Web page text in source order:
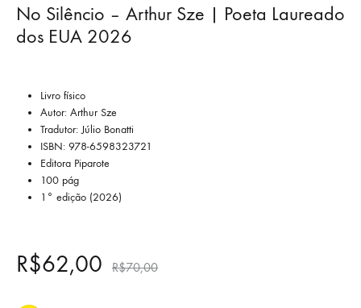
No Silêncio – Arthur Sze | Poeta Laureado
dos EUA 2026
Livro físico
Autor: Arthur Sze
Tradutor: Júlio Bonatti
ISBN: 978-6598323721
Editora Piparote
100 pág
1° edição (2026)
R$62,00 R$70,00